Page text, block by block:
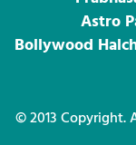
Astro
Bollywood
© 2013 Copyright.